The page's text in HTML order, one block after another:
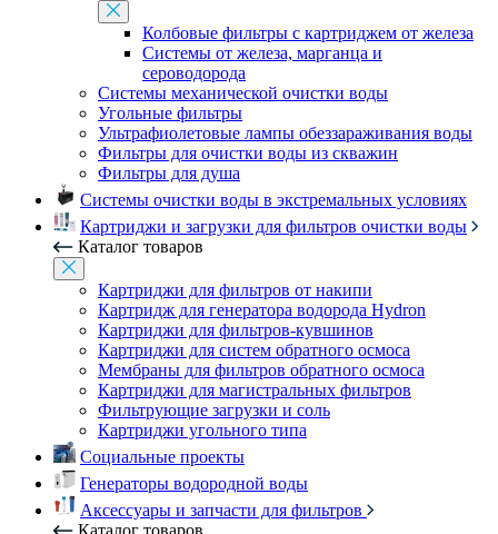
Колбовые фильтры с картриджем от железа
Системы от железа, марганца и
сероводорода
Системы механической очистки воды
Угольные фильтры
Ультрафиолетовые лампы обеззараживания воды
Фильтры для очистки воды из скважин
Фильтры для душа
Системы очистки воды в экстремальных условиях
Картриджи и загрузки для фильтров очистки воды
Каталог товаров
Картриджи для фильтров от накипи
Картридж для генератора водорода Hydron
Картриджи для фильтров-кувшинов
Картриджи для систем обратного осмоса
Мембраны для фильтров обратного осмоса
Картриджи для магистральных фильтров
Фильтрующие загрузки и соль
Картриджи угольного типа
Социальные проекты
Генераторы водородной воды
Аксессуары и запчасти для фильтров
Каталог товаров